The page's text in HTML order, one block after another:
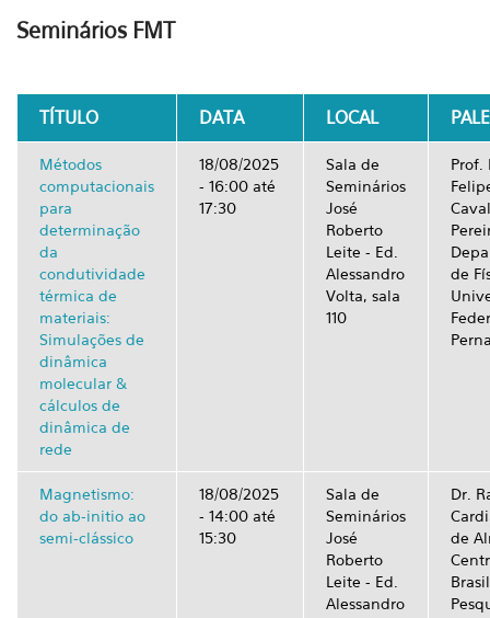
Seminários FMT
TÍTULO DATA LOCAL
Métodos
computacionais
para
determinação
da
condutividade
térmica de
materiais:
Simulações de
dinâmica
molecular &
cálculos de
dinâmica de
rede
18/08/2025
- 16:00 até
17:30
Sala de
Seminários
José
Roberto
Leite - Ed.
Alessandro
Volta, sala
110
Prof.
de
Magnetismo:
do ab-initio ao
semi-clássico
18/08/2025
- 14:00 até
15:30
Sala de
Seminários
José
Roberto
Leite - Ed.
Alessandro
Dr.
de